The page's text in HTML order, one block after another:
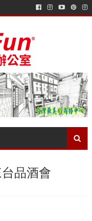
品酒會